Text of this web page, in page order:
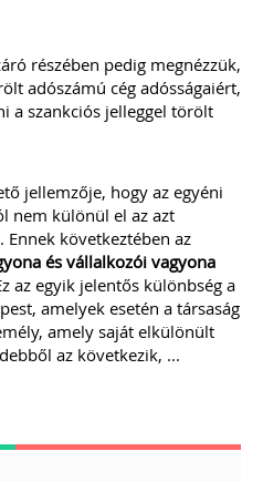
9.900 Ft
ingyenes!
több szakmai kiadvány »
sarok
részében pedig megnézzük,
adószámú cég adósságaiért,
a szankciós jelleggel törölt
jellemzője, hogy az egyéni
nem különül el az azt
következtében az
és vállalkozói vagyona
az egyik jelentős különbség a
amelyek esetén a társaság
amely saját elkülönült
az következik, ...